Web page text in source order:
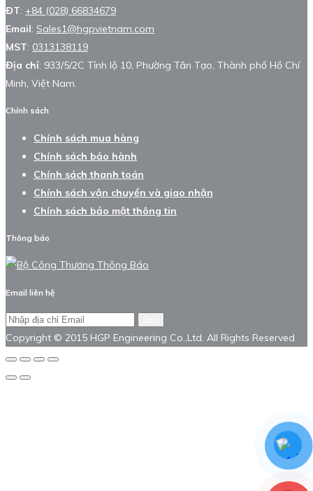
ĐT: +84 (028) 66834679
Email: Sales1@hgpvietnam.com
MST: 0313138119
Địa chỉ: 933/5/2C Tỉnh lộ 10, Phường Tân Tạo, Thành phố Hồ Chí
Minh, Việt Nam.
Chính sách
Chính sách mua hàng
Chính sách bảo hành
Chính sách thanh toán
Chính sách vận chuyển và giao nhận
Chính sách bảo mật thông tin
Thông báo
Email liên hệ
Copyright © 2015 HGP Engineering Co.,Ltd. All Rights Reserved